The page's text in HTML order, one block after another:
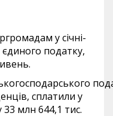
у січні-
єдиного податку,
сплатили у
млн 644,1 тис.